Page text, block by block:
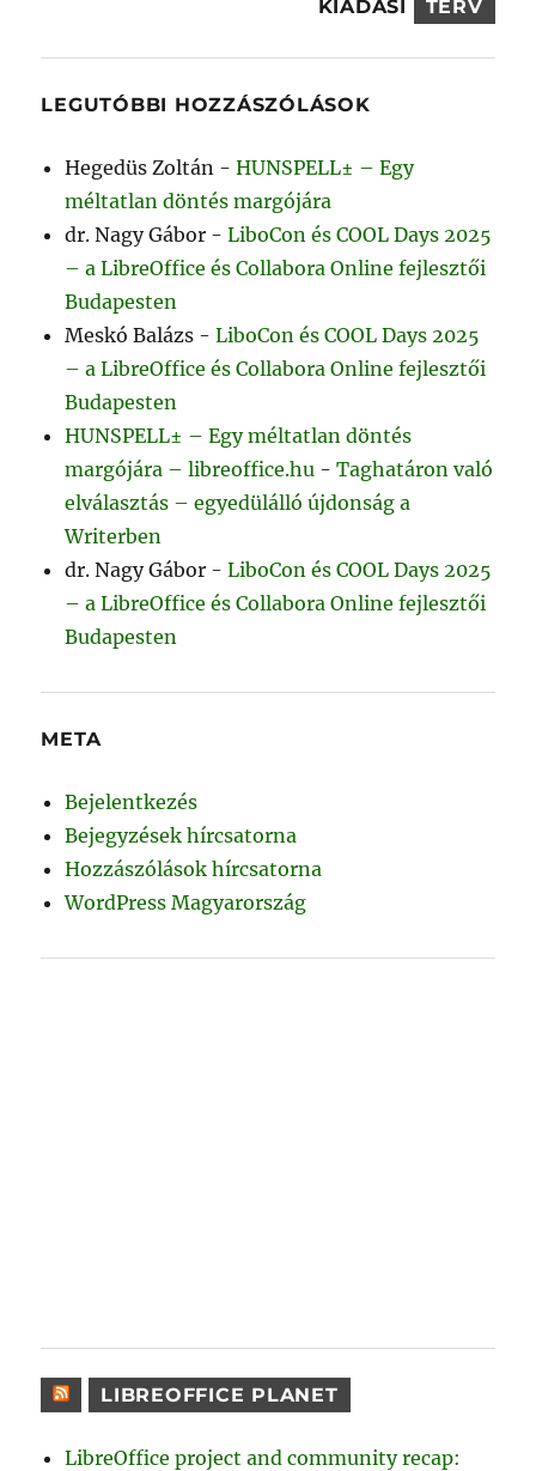
KIADÁSI TERV
LEGUTÓBBI HOZZÁSZÓLÁSOK
Hegedüs Zoltán -HUNSPELL± – Egy
méltatlan döntés margójára
dr. Nagy Gábor -LiboCon és COOL Days 2025
– a LibreOffice és Collabora Online fejlesztői
Budapesten
Meskó Balázs -LiboCon és COOL Days 2025
– a LibreOffice és Collabora Online fejlesztői
Budapesten
HUNSPELL± – Egy méltatlan döntés
margójára – libreoffice.hu -Taghatáron való
elválasztás – egyedülálló újdonság a
Writerben
dr. Nagy Gábor -LiboCon és COOL Days 2025
– a LibreOffice és Collabora Online fejlesztői
Budapesten
META
Bejelentkezés
Bejegyzések hírcsatorna
Hozzászólások hírcsatorna
WordPress Magyarország
LIBREOFFICE PLANET
LibreOffice project and community recap: